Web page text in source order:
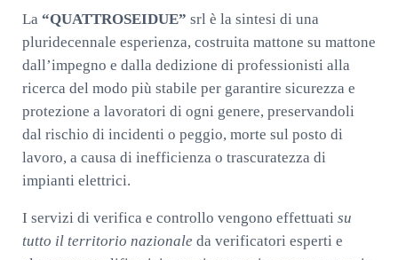
La “QUATTROSEIDUE” srl è la sintesi di una
pluridecennale esperienza, costruita mattone su mattone
dall’impegno e dalla dedizione di professionisti alla
ricerca del modo più stabile per garantire sicurezza e
protezione a lavoratori di ogni genere, preservandoli
dal rischio di incidenti o peggio, morte sul posto di
lavoro, a causa di inefficienza o trascuratezza di
impianti elettrici.
I servizi di verifica e controllo vengono effettuati su
tutto il territorio nazionale da verificatori esperti e